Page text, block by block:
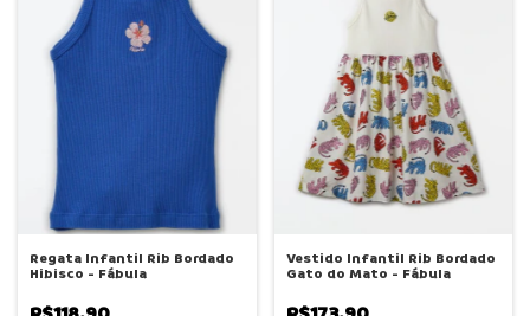
Regata Infantil Rib Bordado
Hibisco - Fábula
Vestido Infantil Rib Bordado
Gato do Mato - Fábula